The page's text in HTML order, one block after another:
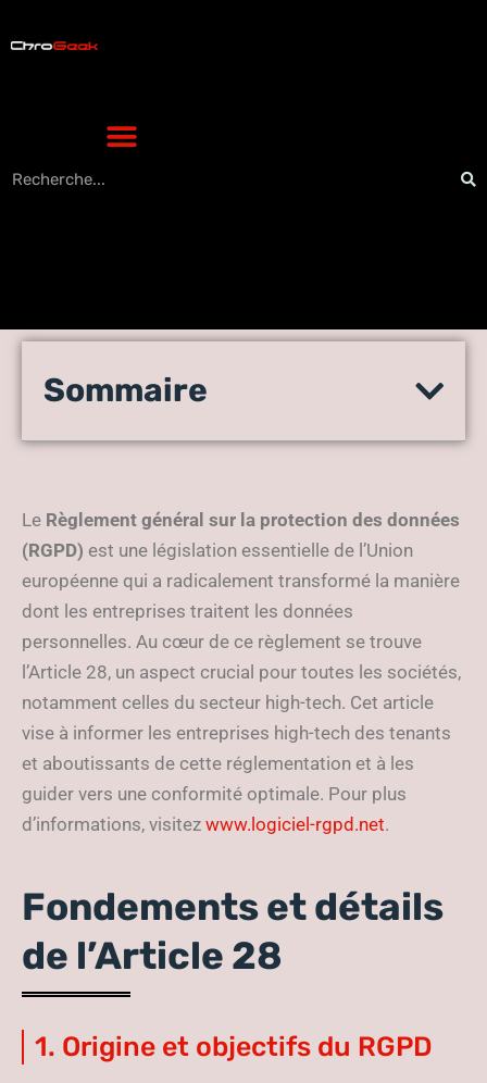
L’Article 28 du RGPD:
pour le Secteur High-Tech
Sommaire
Le Règlement général sur la protection des données
(RGPD) est une législation essentielle de l’Union
européenne qui a radicalement transformé la manière
dont les entreprises traitent les données
personnelles. Au cœur de ce règlement se trouve
l’Article 28, un aspect crucial pour toutes les sociétés,
notamment celles du secteur high-tech. Cet article
vise à informer les entreprises high-tech des tenants
et aboutissants de cette réglementation et à les
guider vers une conformité optimale. Pour plus
d’informations, visitez www.logiciel-rgpd.net.
Fondements et détails
de l’Article 28
1. Origine et objectifs du RGPD